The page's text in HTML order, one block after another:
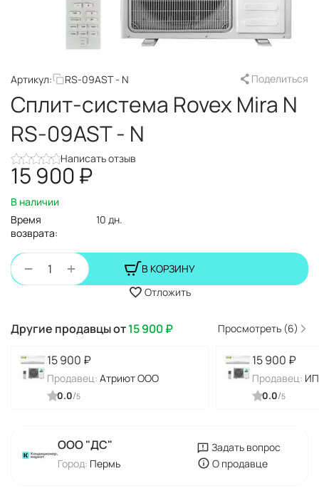
Артикул: RS-09AST - N Поделиться
Сплит-система Rovex Mira N
RS-09AST - N
Написать отзыв
15 900₽
В наличии
Время
возврата:
10 дн.
+
−
В КОРЗИНУ
Отложить
Другие продавцы от15 900₽ Просмотреть (6)
15 900 ₽
Продавец: Атриют ООО
0.0/5
15 900 ₽
Продавец: ИП
0.0/5
ООО "ДC"
Город: Пермь
Задать вопрос
О продавце